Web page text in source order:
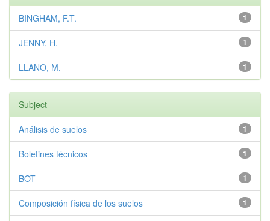
1
BINGHAM, F.T.
1
JENNY, H.
1
LLANO, M.
Subject
1
Análisis de suelos
1
Boletines técnicos
1
BOT
1
Composición física de los suelos